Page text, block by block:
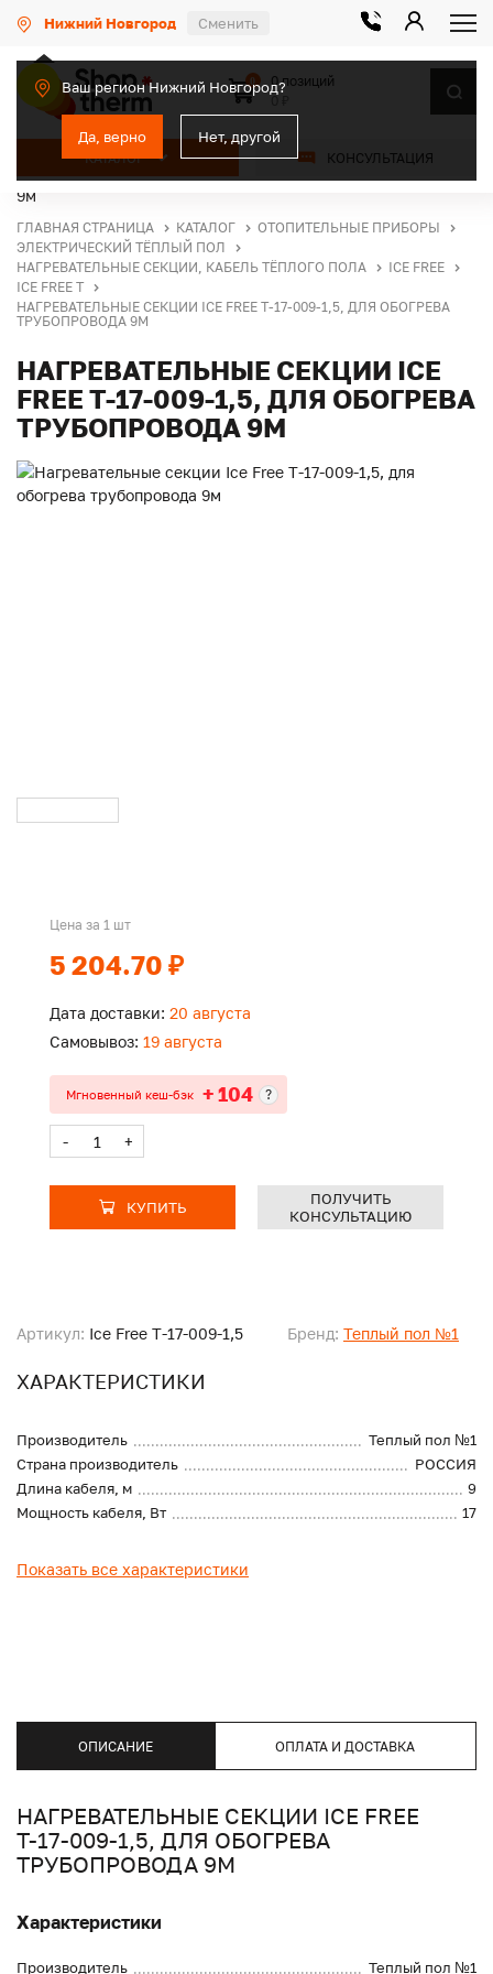
Нижний Новгород Сменить
Ваш регион Нижний Новгород?
Да, верно Нет, другой
КАТАЛОГ КОНСУЛЬТАЦИЯ
0
0 позиций
ГЛАВНАЯ СТРАНИЦА КАТАЛОГ
ОТОПИТЕЛЬНЫЕ ПРИБОРЫ
ЭЛЕКТРИЧЕСКИЙ ТЁПЛЫЙ ПОЛ
НАГРЕВАТЕЛЬНЫЕ СЕКЦИИ, КАБЕЛЬ ТЁПЛОГО ПОЛА
ICE FREE
ICE FREE T
НАГРЕВАТЕЛЬНЫЕ СЕКЦИИ ICE FREE Т-17-009-1,5, ДЛЯ ОБОГРЕВА
ТРУБОПРОВОДА 9М
НАГРЕВАТЕЛЬНЫЕ СЕКЦИИ ICE
FREE Т-17-009-1,5, ДЛЯ ОБОГРЕВА
ТРУБОПРОВОДА 9М
Артикул: Ice Free Т-17-009-1,5 Бренд: Теплый пол №1
ХАРАКТЕРИСТИКИ
Производитель
Теплый пол №1
Страна производитель
РОССИЯ
Длина кабеля, м
9
Мощность кабеля, Вт
17
Показать все характеристики
Цена за 1 шт
5 204.70 ₽
Дата доставки: 20 августа
Самовывоз: 19 августа
Мгновенный кеш-бэк + 104 ?
- +
КУПИТЬ
ПОЛУЧИТЬ
КОНСУЛЬТАЦИЮ
ОПИСАНИЕ ОПЛАТА И ДОСТАВКА
НАГРЕВАТЕЛЬНЫЕ СЕКЦИИ ICE FREE
Т-17-009-1,5, ДЛЯ ОБОГРЕВА
ТРУБОПРОВОДА 9М
Характеристики
Производитель Теплый пол №1